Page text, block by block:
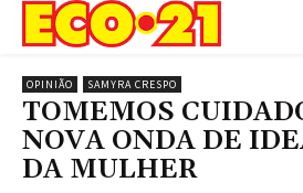
OPINIÃO SAMYRA CRESPO
TOMEMOS
NOVA ONDA DE
DA MULHER